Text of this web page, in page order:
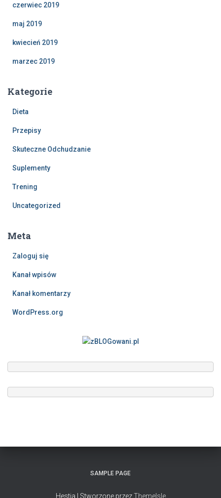
czerwiec 2019
maj 2019
kwiecień 2019
marzec 2019
Kategorie
Dieta
Przepisy
Skuteczne Odchudzanie
Suplementy
Trening
Uncategorized
Meta
Zaloguj się
Kanał wpisów
Kanał komentarzy
WordPress.org
SAMPLE PAGE
Hestia | Stworzone przezThemeIsle